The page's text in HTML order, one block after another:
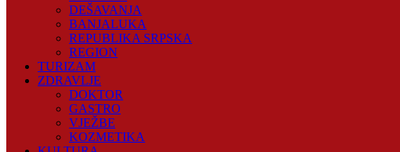
DEŠAVANJA
BANJALUKA
REPUBLIKA SRPSKA
REGION
TURIZAM
ZDRAVLJE
DOKTOR
GASTRO
VJEŽBE
KOZMETIKA